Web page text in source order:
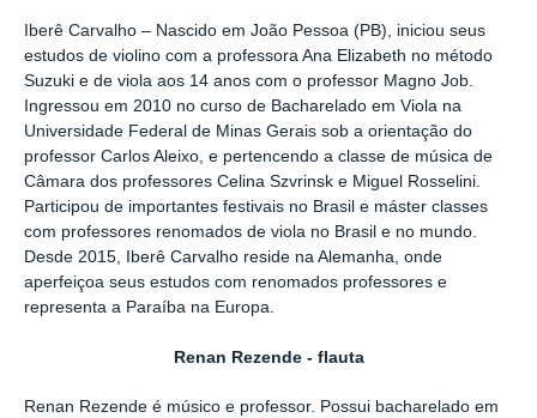
Iberê Carvalho – Nascido em João Pessoa (PB), iniciou seus
estudos de violino com a professora Ana Elizabeth no método
Suzuki e de viola aos 14 anos com o professor Magno Job.
Ingressou em 2010 no curso de Bacharelado em Viola na
Universidade Federal de Minas Gerais sob a orientação do
professor Carlos Aleixo, e pertencendo a classe de música de
Câmara dos professores Celina Szvrinsk e Miguel Rosselini.
Participou de importantes festivais no Brasil e máster classes
com professores renomados de viola no Brasil e no mundo.
Desde 2015, Iberê Carvalho reside na Alemanha, onde
aperfeiçoa seus estudos com renomados professores e
representa a Paraíba na Europa.
Renan Rezende - flauta
Renan Rezende é músico e professor. Possui bacharelado em